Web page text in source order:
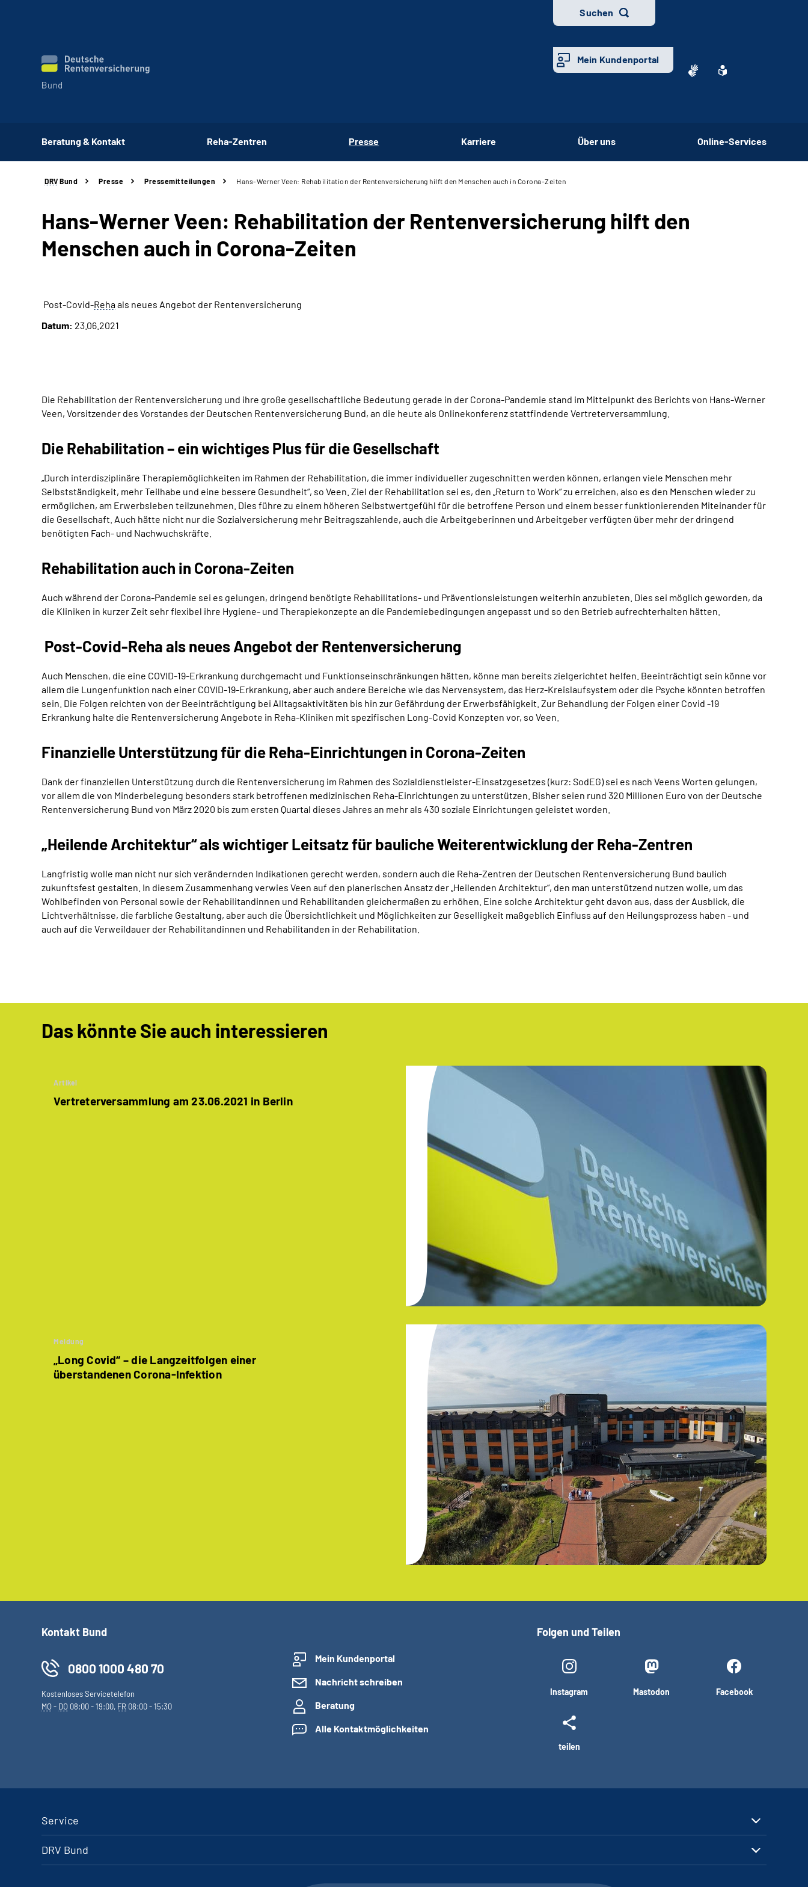
Suchen
Mein Kundenportal
Beratung & Kontakt Reha-Zentren Presse Karriere Über uns Online-Services
DRV Bund Presse Pressemitteilungen Hans-Werner Veen: Rehabilitation der Rentenversicherung hilft den Menschen auch in Corona-Zeiten
Hans-Werner Veen: Rehabilitation der Rentenversicherung hilft den
Menschen auch in Corona-Zeiten
Post-Covid-Rehaals neues Angebot der Rentenversicherung
Datum: 23.06.2021
Die Rehabilitation der Rentenversicherung und ihre große gesellschaftliche Bedeutung gerade in der Corona-Pandemie stand im Mittelpunkt des Berichts von Hans-Werner
Veen, Vorsitzender des Vorstandes der Deutschen Rentenversicherung Bund, an die heute als Onlinekonferenz stattfindende Vertreterversammlung.
Die Rehabilitation – ein wichtiges Plus für die Gesellschaft
„Durch interdisziplinäre Therapiemöglichkeiten im Rahmen der Rehabilitation, die immer individueller zugeschnitten werden können, erlangen viele Menschen mehr
Selbstständigkeit, mehr Teilhabe und eine bessere Gesundheit“, so Veen. Ziel der Rehabilitation sei es, den „Return to Work“ zu erreichen, also es den Menschen wieder zu
ermöglichen, am Erwerbsleben teilzunehmen. Dies führe zu einem höheren Selbstwertgefühl für die betroffene Person und einem besser funktionierenden Miteinander für
die Gesellschaft. Auch hätte nicht nur die Sozialversicherung mehr Beitragszahlende, auch die Arbeitgeberinnen und Arbeitgeber verfügten über mehr der dringend
benötigten Fach- und Nachwuchskräfte.
Rehabilitation auch in Corona-Zeiten
Auch während der Corona-Pandemie sei es gelungen, dringend benötigte Rehabilitations- und Präventionsleistungen weiterhin anzubieten. Dies sei möglich geworden, da
die Kliniken in kurzer Zeit sehr flexibel ihre Hygiene- und Therapiekonzepte an die Pandemiebedingungen angepasst und so den Betrieb aufrechterhalten hätten.
Post-Covid-Reha als neues Angebot der Rentenversicherung
Auch Menschen, die eine COVID-19-Erkrankung durchgemacht und Funktionseinschränkungen hätten, könne man bereits zielgerichtet helfen. Beeinträchtigt sein könne vor
allem die Lungenfunktion nach einer COVID-19-Erkrankung, aber auch andere Bereiche wie das Nervensystem, das Herz-Kreislaufsystem oder die Psyche könnten betroffen
sein. Die Folgen reichten von der Beeinträchtigung bei Alltagsaktivitäten bis hin zur Gefährdung der Erwerbsfähigkeit. Zur Behandlung der Folgen einer Covid -19
Erkrankung halte die Rentenversicherung Angebote in Reha-Kliniken mit spezifischen Long-Covid Konzepten vor, so Veen.
Finanzielle Unterstützung für die Reha-Einrichtungen in Corona-Zeiten
Dank der finanziellen Unterstützung durch die Rentenversicherung im Rahmen des Sozialdienstleister-Einsatzgesetzes (kurz: SodEG) sei es nach Veens Worten gelungen,
vor allem die von Minderbelegung besonders stark betroffenen medizinischen Reha-Einrichtungen zu unterstützen. Bisher seien rund 320 Millionen Euro von der Deutsche
Rentenversicherung Bund von März 2020 bis zum ersten Quartal dieses Jahres an mehr als 430 soziale Einrichtungen geleistet worden.
„Heilende Architektur“ als wichtiger Leitsatz für bauliche Weiterentwicklung der Reha-Zentren
Langfristig wolle man nicht nur sich verändernden Indikationen gerecht werden, sondern auch die Reha-Zentren der Deutschen Rentenversicherung Bund baulich
zukunftsfest gestalten. In diesem Zusammenhang verwies Veen auf den planerischen Ansatz der „Heilenden Architektur“, den man unterstützend nutzen wolle, um das
Wohlbefinden von Personal sowie der Rehabilitandinnen und Rehabilitanden gleichermaßen zu erhöhen. Eine solche Architektur geht davon aus, dass der Ausblick, die
Lichtverhältnisse, die farbliche Gestaltung, aber auch die Übersichtlichkeit und Möglichkeiten zur Geselligkeit maßgeblich Einfluss auf den Heilungsprozess haben - und
auch auf die Verweildauer der Rehabilitandinnen und Rehabilitanden in der Rehabilitation.
Das könnte Sie auch interessieren
Artikel
Vertreterversammlung am 23.06.2021 in Berlin
Meldung
„Long Covid“ – die Langzeitfolgen einer
überstandenen Corona-Infektion
Kontakt Bund
0800 1000 480 70
Kostenloses Servicetelefon
MO- DO 08:00 - 19:00, FR 08:00 - 15:30
Mein Kundenportal
Nachricht schreiben
Beratung
Alle Kontaktmöglichkeiten
Folgen und Teilen
Instagram Mastodon Facebook
teilen
Service
DRV Bund